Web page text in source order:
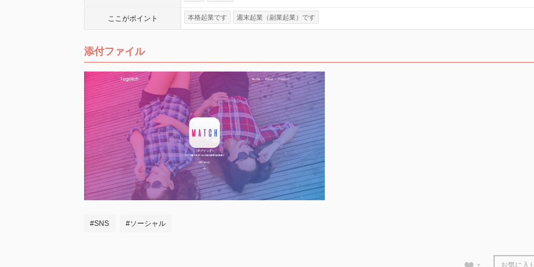
ここがポイント 本格起業です 週末起業（副業起業）です
添付ファイル
#SNS #ソーシャル
お気に入